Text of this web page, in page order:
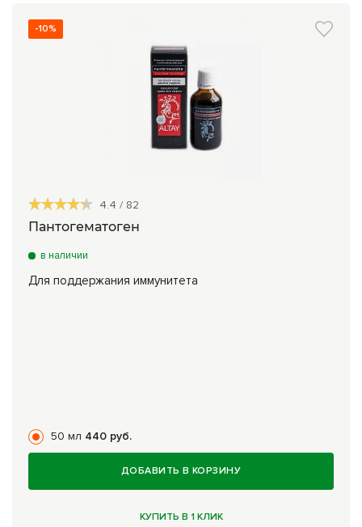
-10%
4.4 / 82
Пантогематоген
в наличии
Для поддержания иммунитета
50 мл 440 руб.
ДОБАВИТЬ В КОРЗИНУ
КУПИТЬ В 1 КЛИК